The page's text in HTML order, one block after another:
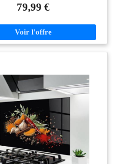
allant jusqu'à 200 °C et offre une
aux chocs, garantissant durabilité et
– Les panneaux sont imprimés
dos du verre à l'aide de la technologie
sont utilisées pour représenter un
de couleurs aussi large que possible.
SIMPLE ET EFFICACE AVEC
TRANSPARENT – Les crédences en
directement au mur avec du silicone
Cela garantit une fixation durable
sans supports ni systèmes de montage.
INTENSES QUI NE DÉTEIGNENT
panneaux conservent leurs couleurs
clarté pendant de nombreuses années.
79,99 €